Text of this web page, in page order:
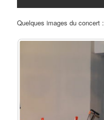
Quelques images du concert :